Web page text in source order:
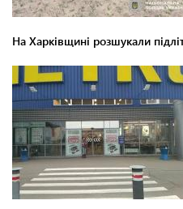
На Харківщині розшукали